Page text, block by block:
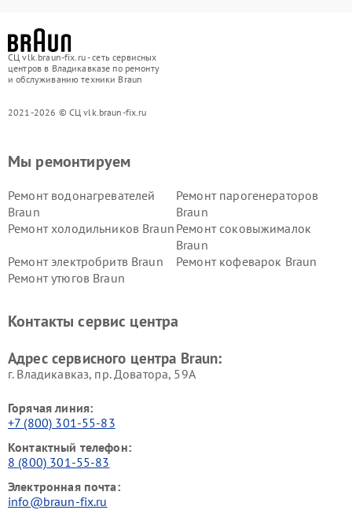
СЦ vlk.braun-fix.ru - сеть сервисных
центров в Владикавказе по ремонту
и обслуживанию техники Braun
2021-2026 © СЦ vlk.braun-fix.ru
Мы ремонтируем
Ремонт водонагревателей
Braun
Ремонт парогенераторов
Braun
Ремонт холодильников Braun Ремонт соковыжималок
Braun
Ремонт электробритв Braun
Ремонт кофеварок Braun
Ремонт утюгов Braun
Контакты сервис центра
Адрес сервисного центра Braun:
г. Владикавказ, пр. Доватора, 59А
Горячая линия:
+7 (800) 301-55-83
Контактный телефон:
8 (800) 301-55-83
Электронная почта:
info@braun-fix.ru